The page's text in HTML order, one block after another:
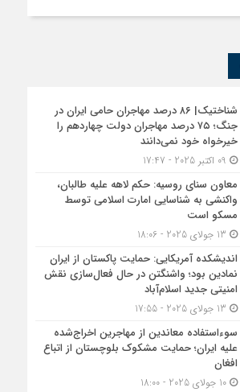
شناختیک| ۸۶ درصد مهاجران حامی ایران در
جنگ؛ ۷۵ درصد مهاجران دولت چهاردهم را
خیرخواه خود نمی‌دانند
معاون سنای روسیه: حکم لاهه علیه طالبان،
واکنشی به شناسایی امارت اسلامی توسط
مسکو است
اندیشکده آمریکایی: حمایت پاکستان از ایران
نمادین بود؛ واشنگتن در حال فعال‌سازی نقش
امنیتی جدید اسلام‌آباد
سوءاستفاده معاندین از مهاجرین اخراج‌شده
علیه ایران؛ حمایت مشکوک بلوچستان از اتباع
افغان
10 جولای 2025 - 18:00